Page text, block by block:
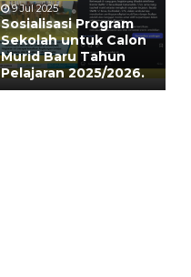
9 Jul 2025
Sosialisasi Program
Sekolah untuk Calon
Murid Baru Tahun
Pelajaran 2025/2026.